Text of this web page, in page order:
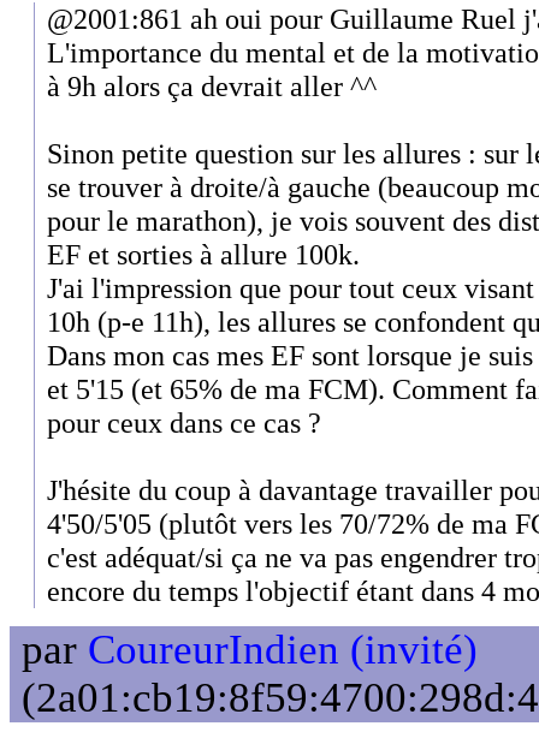
@2001:861 ah oui pour Guillaume Ruel
L'importance du mental et de la
à 9h alors ça devrait aller ^^
Sinon petite question sur les allures : sur
se trouver à droite/à gauche (beaucoup
pour le marathon), je vois souvent des
EF et sorties à allure 100k.
J'ai l'impression que pour tout ceux
10h (p-e 11h), les allures se confondent
Dans mon cas mes EF sont lorsque je
et 5'15 (et 65% de ma FCM). Comment
pour ceux dans ce cas ?
J'hésite du coup à davantage travailler
4'50/5'05 (plutôt vers les 70/72% de ma
c'est adéquat/si ça ne va pas engendrer
encore du temps l'objectif étant dans 4
par CoureurIndien (invité)